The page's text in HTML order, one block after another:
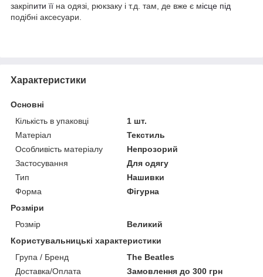
закріпити її на одязі, рюкзаку і т.д. там, де вже є місце під
подібні аксесуари.
Характеристики
Основні
Кількість в упаковці
1 шт.
Матеріал
Текстиль
Особливість матеріалу
Непрозорий
Застосування
Для одягу
Тип
Нашивки
Форма
Фігурна
Розміри
Розмір
Великий
Користувальницькі характеристики
Група / Бренд
The Beatles
Доставка/Оплата
Замовлення до 300 грн